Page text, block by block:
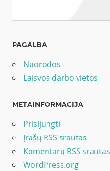
PAGALBA
Nuorodos
Laisvos darbo vietos
METAINFORMACIJA
Prisijungti
Įrašų RSS srautas
Komentarų RSS srautas
WordPress.org